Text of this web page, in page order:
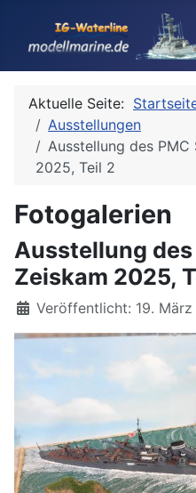
Aktuelle Seite:
Ausstellungen
Ausstellung des
2025, Teil 2
Fotogalerien
Ausstellung
Zeiskam 2025,
Details
Veröffentlicht: 19.